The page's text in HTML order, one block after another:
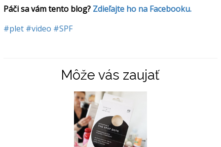
Páči sa vám tento blog? Zdieľajte ho na Facebooku.
#plet #video #SPF
Môže vás zaujať